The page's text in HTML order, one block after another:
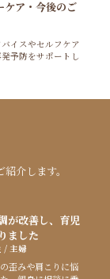
ア・今後のご
イスやセルフケア
予防をサポートし
介します。
が改善し、育児
ました
/ 主婦
歪みや肩こりに悩